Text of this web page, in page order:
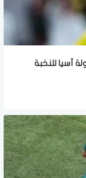
آسيا للنخبة